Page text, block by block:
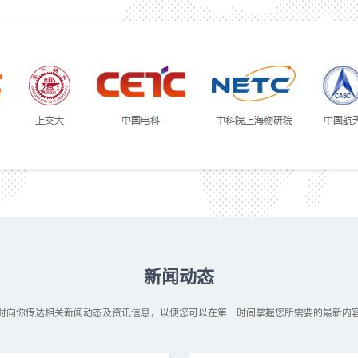
新闻动态
向你传达相关新闻动态及资讯信息，以便您可以在第一时间掌握您所需要的最新内